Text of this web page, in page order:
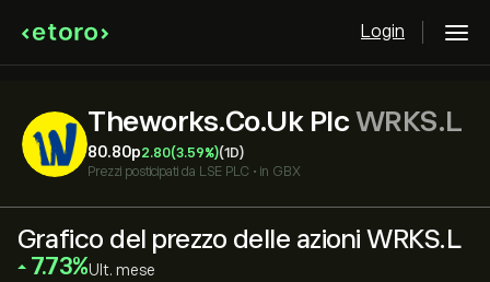
Login
Theworks.Co.Uk Plc WRKS.L
80.80‎p‎2.80(3.59%)(1D)
Prezzi posticipati da LSE PLC • in GBX
Grafico del prezzo delle azioni WRKS.L
‎7.73‎ Ult. mese